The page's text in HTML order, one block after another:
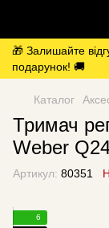
🎁 Залишайте
подарунок! 🚚
Каталог
Тримач
Weber
Артикул: 80351
6